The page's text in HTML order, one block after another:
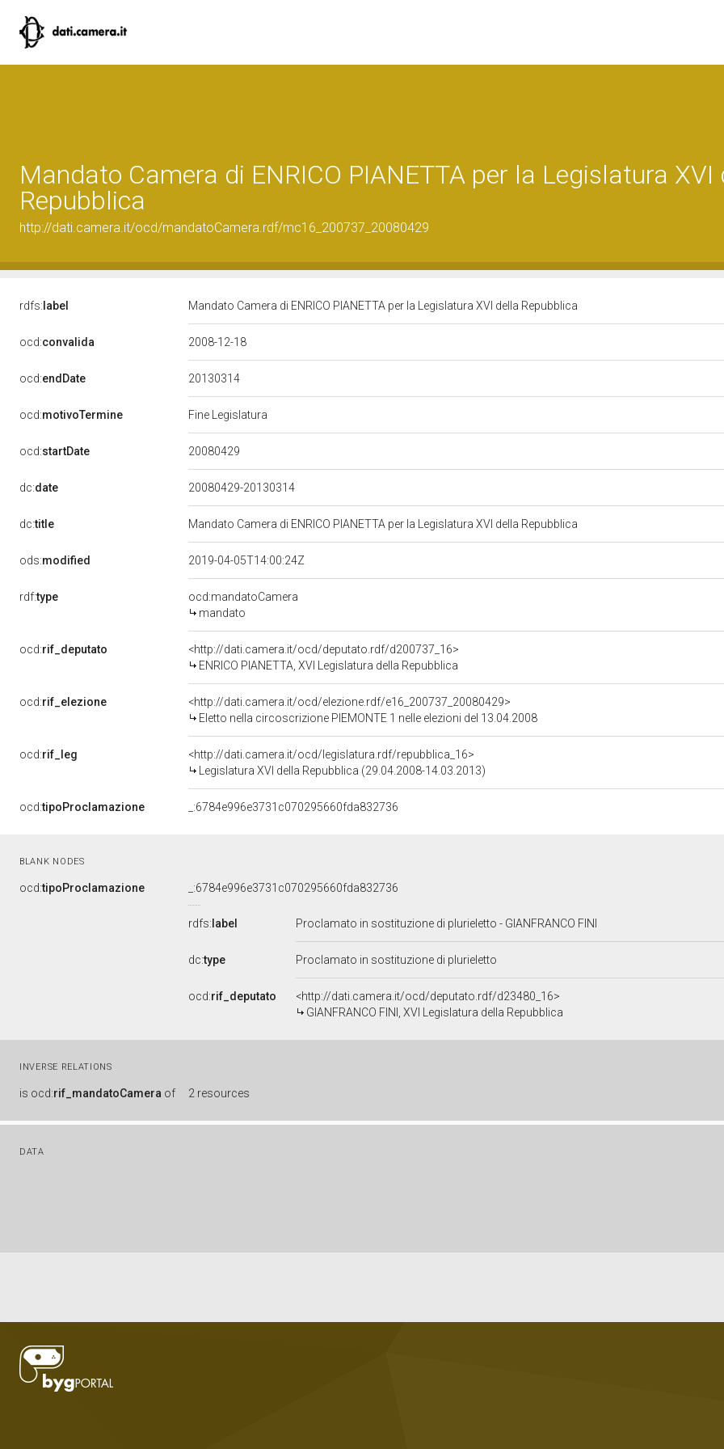
Mandato Camera di ENRICO PIANETTA per la Legislatura XVI
Repubblica
http://dati.camera.it/ocd/mandatoCamera.rdf/mc16_200737_20080429
rdfs: label Mandato Camera di ENRICO PIANETTA per la Legislatura XVI della Repubblica
ocd:convalida 2008-12-18
ocd:endDate 20130314
ocd:motivoTermine Fine Legislatura
ocd:startDate 20080429
dc:date 20080429-20130314
dc:title Mandato Camera di ENRICO PIANETTA per la Legislatura XVI della Repubblica
ods:modified 2019-04-05T14:00:24Z
rdf:type
ocd:mandatoCamera
mandato
ocd:rif_deputato
<http://dati.camera.it/ocd/deputato.rdf/d200737_16>
ENRICO PIANETTA, XVI Legislatura della Repubblica
ocd:rif_elezione
<http://dati.camera.it/ocd/elezione.rdf/e16_200737_20080429>
Eletto nella circoscrizione PIEMONTE 1 nelle elezioni del 13.04.2008
ocd:rif_leg
<http://dati.camera.it/ocd/legislatura.rdf/repubblica_16>
Legislatura XVI della Repubblica (29.04.2008-14.03.2013)
ocd:tipoProclamazione _:6784e996e3731c070295660fda832736
BLANK NODES
ocd:tipoProclamazione _:6784e996e3731c070295660fda832736
rdfs: label Proclamato in sostituzione di plurieletto - GIANFRANCO FINI
dc:type Proclamato in sostituzione di plurieletto
ocd:rif_deputato
<http://dati.camera.it/ocd/deputato.rdf/d23480_16>
GIANFRANCO FINI, XVI Legislatura della Repubblica
INVERSE RELATIONS
is ocd:rif_mandatoCamera of 2 resources
DATA